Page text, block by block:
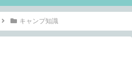
キャンプ知識